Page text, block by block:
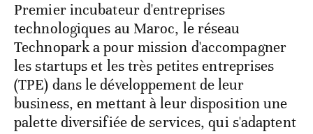
Premier incubateur d'entreprises
technologiques au Maroc, le réseau
Technopark a pour mission d'accompagner
les startups et les très petites entreprises
(TPE) dans le développement de leur
business, en mettant à leur disposition une
palette diversifiée de services, qui s'adaptent